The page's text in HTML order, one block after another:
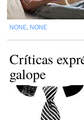
NONE NONE
Críticas
galope